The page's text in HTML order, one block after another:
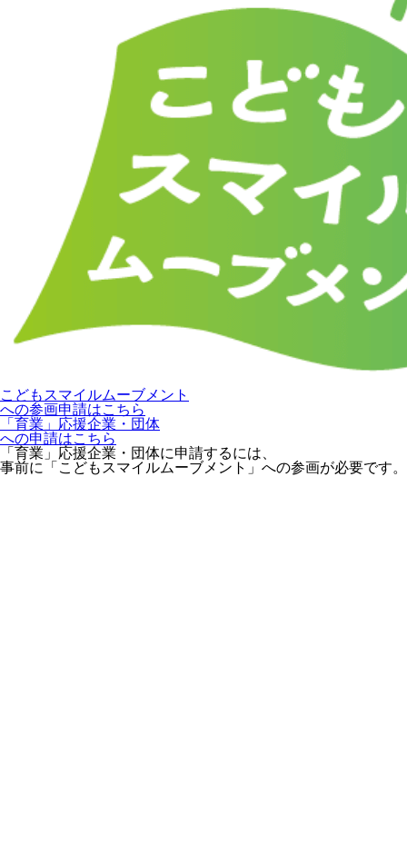
こどもスマイルムーブメント
への参画申請はこちら
「育業」応援企業・団体
への申請はこちら
「育業」応援企業・団体に申請するには、
事前に「こどもスマイルムーブメント」への参画が必要です。